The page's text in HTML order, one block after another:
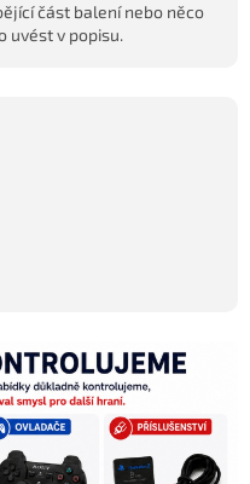
část balení nebo něco
uvést v popisu.